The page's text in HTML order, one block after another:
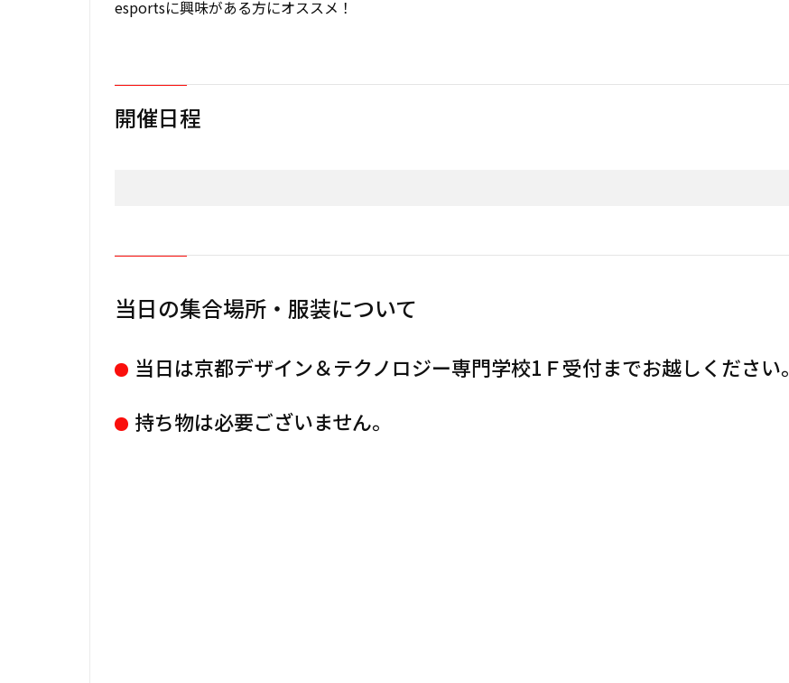
esportsに興味がある方にオススメ！
開催日程
当日の集合場所・服装について
当日は京都デザイン＆テクノロジー専門学校1Ｆ受付までお越しください。
持ち物は必要ございません。